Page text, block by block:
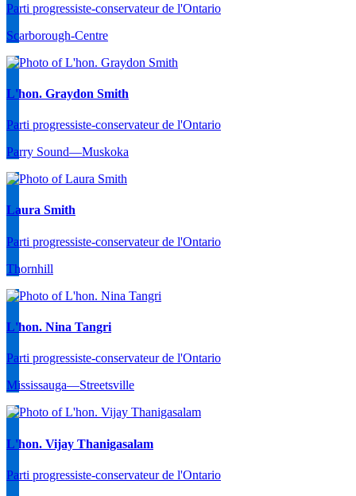
Parti progressiste-conservateur de l'Ontario
Scarborough-Centre
L'hon. Graydon Smith
Parti progressiste-conservateur de l'Ontario
Parry Sound—Muskoka
Laura Smith
Parti progressiste-conservateur de l'Ontario
Thornhill
L'hon. Nina Tangri
Parti progressiste-conservateur de l'Ontario
Mississauga—Streetsville
L'hon. Vijay Thanigasalam
Parti progressiste-conservateur de l'Ontario